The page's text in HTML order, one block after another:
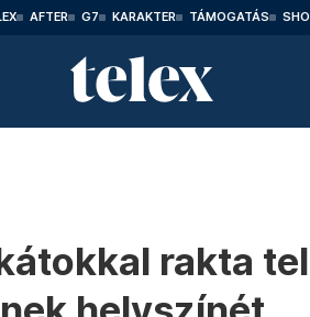
AFTER G7 KARAKTER TÁMOGATÁS
rakta